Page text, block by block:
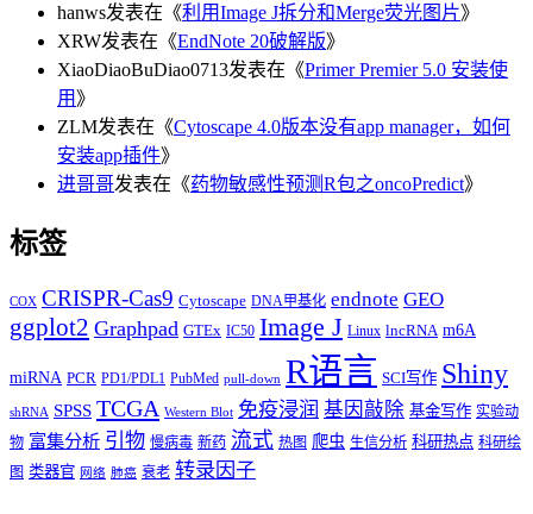
hanws发表在《利用Image J拆分和Merge荧光图片》
XRW发表在《EndNote 20破解版》
XiaoDiaoBuDiao0713发表在《Primer Premier 5.0 安装使
用 》
ZLM发表在《Cytoscape 4.0版本没有app manager，如何
安装app插件》
进哥哥发表在《药物敏感性预测R包之oncoPredict》
标签
COX CRISPR-Cas9 Cytoscape DNA甲基化 endnote GEO
ggplot2 Graphpad GTEx IC50 Image J Linux lncRNA m6A
miRNA PCR PD1/PDL1 PubMed pull-down R语言 SCI写作 Shiny
shRNA SPSS TCGA Western Blot 免疫浸润 基因敲除 基金写作 实验动
物 富集分析 引物 慢病毒 新药 流式 热图 爬虫 生信分析 科研热点 科研绘
图 类器官 网络 肺癌 衰老 转录因子